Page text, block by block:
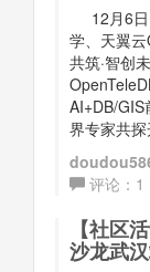
12月6
学、天翼
共筑·智创
AI+DB/
界专家共探
评论： 1
【社区
沙龙武